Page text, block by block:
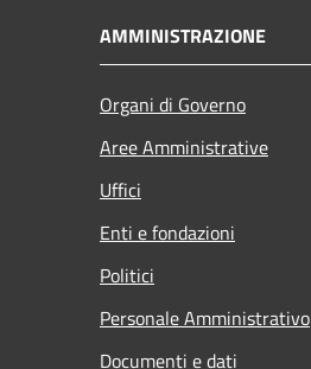
AMMINISTRAZIONE
Organi di Governo
Aree Amministrative
Uffici
Enti e fondazioni
Politici
Personale Amministrativo
Documenti e dati